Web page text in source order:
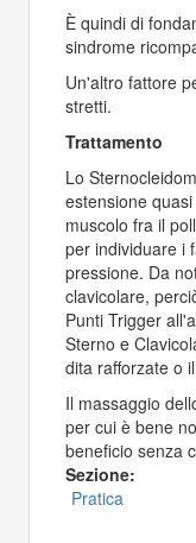
È quindi di
sindrome
Un'altro fattore
stretti.
Trattamento
Lo
estensione
muscolo fra il
per individuare i
pressione. Da
clavicolare,
Punti Trigger
Sterno e
dita rafforzate o
Il massaggio
per cui è bene
beneficio senza
Sezione:
Pratica